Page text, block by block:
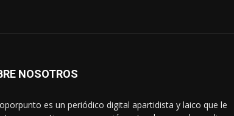
NOSOTROS
es un periódico digital apartidista y laico que le